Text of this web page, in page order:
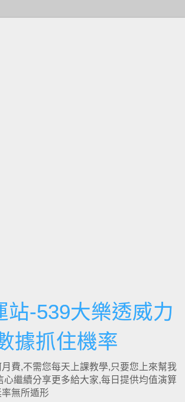
站-539大樂透威力
據抓住機率
費,不需您每天上課教學,只要您上來幫我
心繼續分享更多給大家,每日提供均值演算
無所遁形